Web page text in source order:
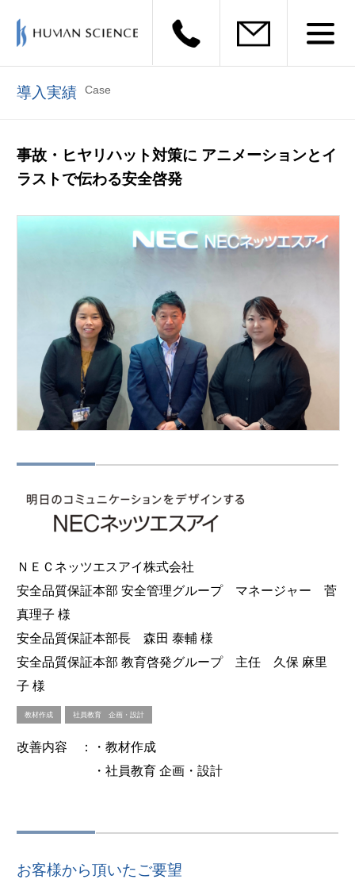
導入実績 Case
事故・ヒヤリハット対策に アニメーションとイ
ラストで伝わる安全啓発
ＮＥＣネッツエスアイ株式会社
安全品質保証本部 安全管理グループ マネージャー 菅
真理子 様
安全品質保証本部長 森田 泰輔 様
安全品質保証本部 教育啓発グループ 主任 久保 麻里
子 様
教材作成 社員教育 企画・設計
改善内容
：・教材作成
・社員教育 企画・設計
お客様から頂いたご要望